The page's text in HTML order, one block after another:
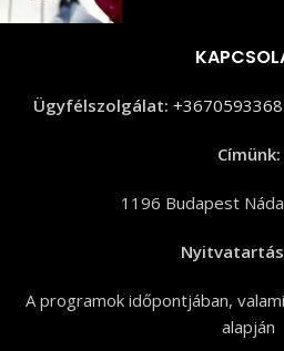
Ügyfélszolgálat:
Címünk:
1196 Budapest
A programok időpontjában,
alapján